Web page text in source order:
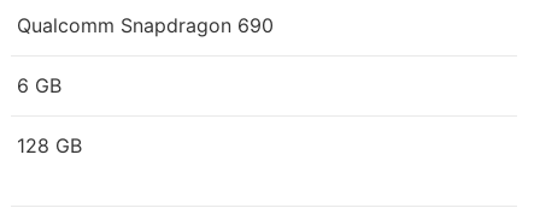
Qualcomm Snapdragon 690
6 GB
128 GB